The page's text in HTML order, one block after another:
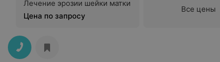
Лечение эрозии шейки матки
Цена по запросу
Все цены